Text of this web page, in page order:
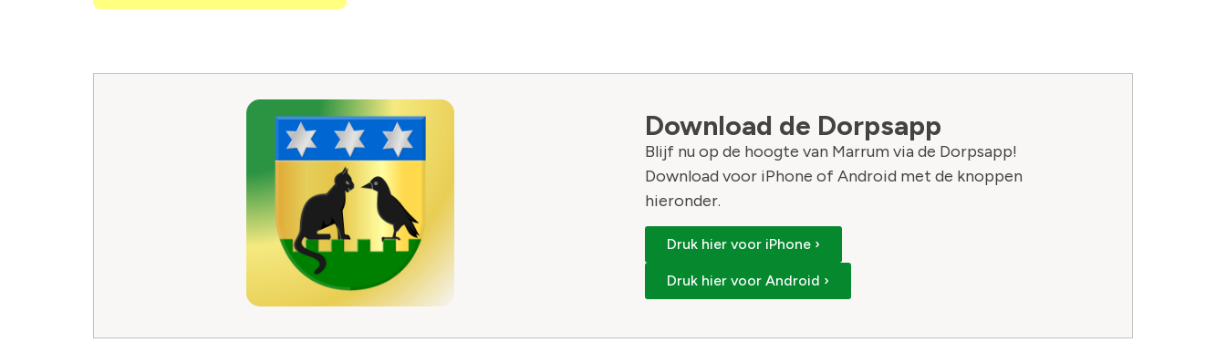
Download de Dorpsapp
Blijf nu op de hoogte van Marrum via de Dorpsapp!
Download voor iPhone of Android met de knoppen
hieronder.
Druk hier voor iPhone ›
Druk hier voor Android ›